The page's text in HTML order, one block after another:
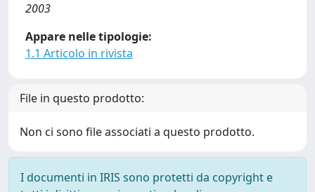
2003
Appare nelle tipologie:
1.1 Articolo in rivista
File in questo prodotto:
Non ci sono file associati a questo prodotto.
I documenti in IRIS sono protetti da copyright e